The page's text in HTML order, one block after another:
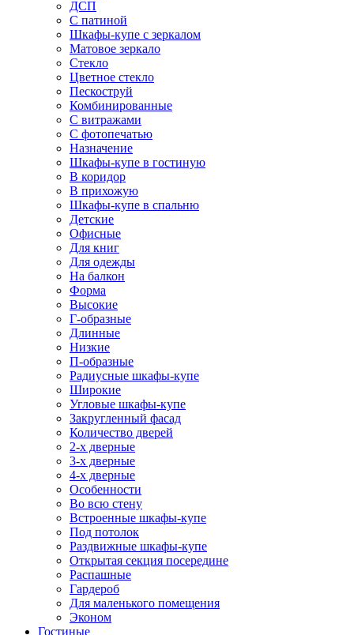
ДСП
С патиной
Шкафы-купе с зеркалом
Матовое зеркало
Стекло
Цветное стекло
Пескоструй
Комбинированные
С витражами
С фотопечатью
Назначение
Шкафы-купе в гостиную
В коридор
В прихожую
Шкафы-купе в спальню
Детские
Офисные
Для книг
Для одежды
На балкон
Форма
Высокие
Г-образные
Длинные
Низкие
П-образные
Радиусные шкафы-купе
Широкие
Угловые шкафы-купе
Закругленный фасад
Количество дверей
2-х дверные
3-х дверные
4-х дверные
Особенности
Во всю стену
Встроенные шкафы-купе
Под потолок
Раздвижные шкафы-купе
Открытая секция посередине
Распашные
Гардероб
Для маленького помещения
Эконом
Гостиные